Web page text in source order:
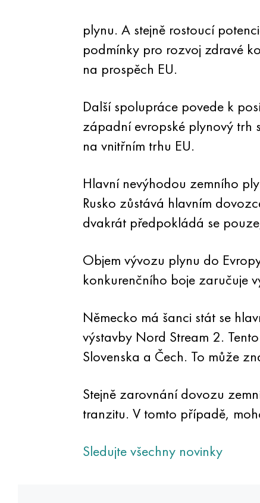
plynu. A stejně rostoucí
podmínky pro rozvoj zdravé
na prospěch EU.
Další spolupráce povede k
západní evropské plynový trh
na vnitřním trhu EU.
Hlavní nevýhodou zemního
Rusko zůstává hlavním
dvakrát předpokládá se
Objem vývozu plynu do
konkurenčního boje zaručuje
Německo má šanci stát se
výstavby Nord Stream 2.
Slovenska a Čech. To může
Stejně zarovnání dovozu
tranzitu. V tomto případě,
Sledujte všechny novinky